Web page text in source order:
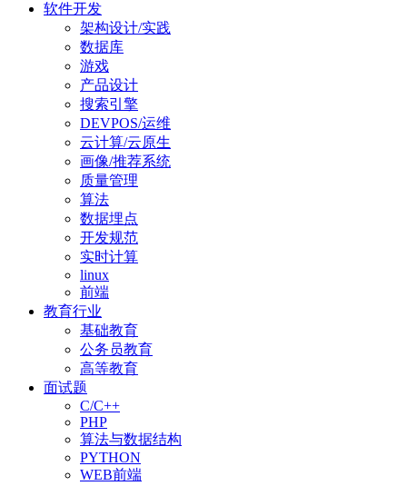
软件开发
架构设计/实践
数据库
游戏
产品设计
搜索引擎
DEVPOS/运维
云计算/云原生
画像/推荐系统
质量管理
算法
数据埋点
开发规范
实时计算
linux
前端
教育行业
基础教育
公务员教育
高等教育
面试题
C/C++
PHP
算法与数据结构
PYTHON
WEB前端